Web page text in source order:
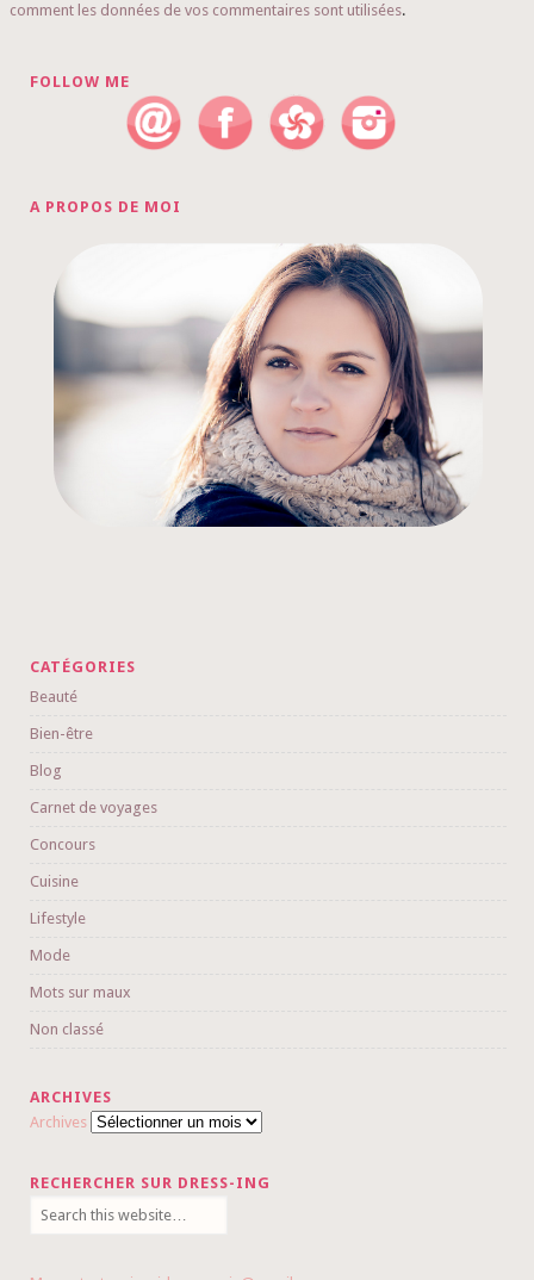
comment les données de vos commentaires sont utilisées.
FOLLOW ME
A PROPOS DE MOI
CATÉGORIES
Beauté
Bien-être
Blog
Carnet de voyages
Concours
Cuisine
Lifestyle
Mode
Mots sur maux
Non classé
ARCHIVES
Archives
RECHERCHER SUR DRESS-ING